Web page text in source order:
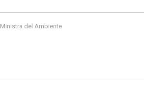
Ministra del Ambiente